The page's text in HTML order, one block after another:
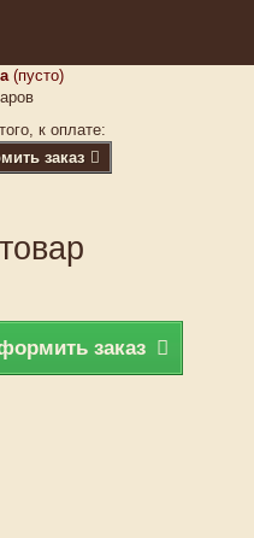
(пусто)
к оплате:
заказ
заказ